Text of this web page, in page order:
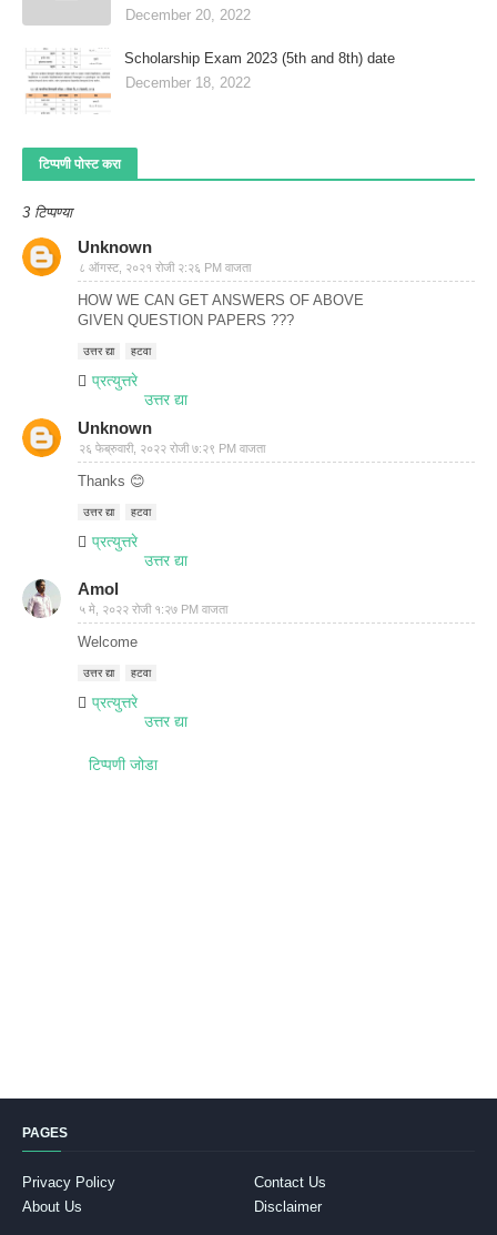
December 20, 2022
Scholarship Exam 2023 (5th and 8th) date
December 18, 2022
टिप्पणी पोस्ट करा
3 टिप्पण्या
Unknown
८ ऑगस्ट, २०२१ रोजी २:२६ PM वाजता
HOW WE CAN GET ANSWERS OF ABOVE
GIVEN QUESTION PAPERS ???
उत्तर द्या हटवा
प्रत्युत्तरे
उत्तर द्या
Unknown
२६ फेब्रुवारी, २०२२ रोजी ७:२९ PM वाजता
Thanks 😊
उत्तर द्या हटवा
प्रत्युत्तरे
उत्तर द्या
Amol
५ मे, २०२२ रोजी १:२७ PM वाजता
Welcome
उत्तर द्या हटवा
प्रत्युत्तरे
उत्तर द्या
टिप्पणी जोडा
PAGES
Privacy Policy
Contact Us
About Us
Disclaimer